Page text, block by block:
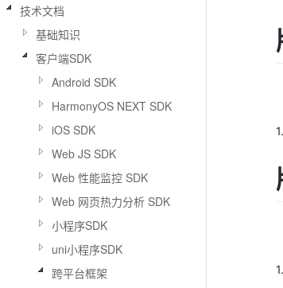
技术文档
基础知识
客户端SDK
Android SDK
HarmonyOS NEXT SDK
iOS SDK
Web JS SDK
Web 性能监控 SDK
Web 网页热力分析 SDK
小程序SDK
uni小程序SDK
跨平台框架